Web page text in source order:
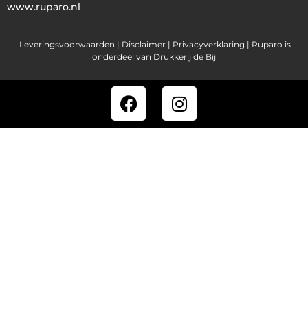
www.ruparo.nl
Leveringsvoorwaarden | Disclaimer | Privacyverklaring | Ruparo is
onderdeel van Drukkerij de Bij